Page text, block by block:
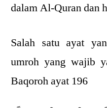
dalam Al-Quran dan
Salah satu ayat
umroh yang wajib
Baqoroh ayat 196